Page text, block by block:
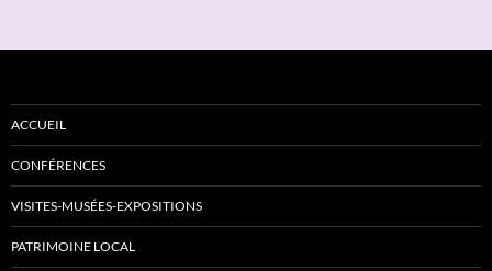
ACCUEIL
CONFÉRENCES
VISITES-MUSÉES-EXPOSITIONS
PATRIMOINE LOCAL